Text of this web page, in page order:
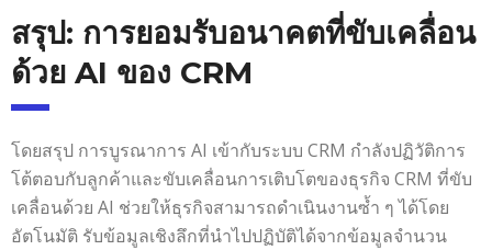
สรุป: การยอมรับอนาคตที่ขับเคลื่อน
ด้วย AI ของ CRM
โดยสรุป การบูรณาการ AI เข้ากับระบบ CRM กำลังปฏิวัติการ
โต้ตอบกับลูกค้าและขับเคลื่อนการเติบโตของธุรกิจ CRM ที่ขับ
เคลื่อนด้วย AI ช่วยให้ธุรกิจสามารถดำเนินงานซ้ำ ๆ ได้โดย
อัตโนมัติ รับข้อมูลเชิงลึกที่นำไปปฏิบัติได้จากข้อมูลจำนวน